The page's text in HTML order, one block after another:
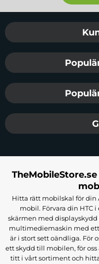
Sidfot
Hitta rätt mobilskal för din
mobil. Förvara din HTC
skärmen med
multimediemaskin med
är i stort sett oändliga. För
ett skydd till mobilen, för
titt i vårt sortiment och